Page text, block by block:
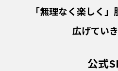
「無理なく楽しく
広げていき
公式